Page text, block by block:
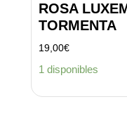
ROSA
TORMENTA
19,00€
1 disponibles